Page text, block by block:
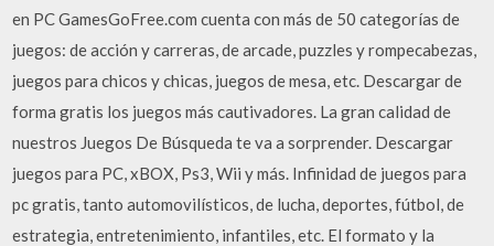
en PC GamesGoFree.com cuenta con más de 50 categorías de
juegos: de acción y carreras, de arcade, puzzles y rompecabezas,
juegos para chicos y chicas, juegos de mesa, etc. Descargar de
forma gratis los juegos más cautivadores. La gran calidad de
nuestros Juegos De Búsqueda te va a sorprender. Descargar
juegos para PC, xBOX, Ps3, Wii y más. Infinidad de juegos para
pc gratis, tanto automovilísticos, de lucha, deportes, fútbol, de
estrategia, entretenimiento, infantiles, etc. El formato y la